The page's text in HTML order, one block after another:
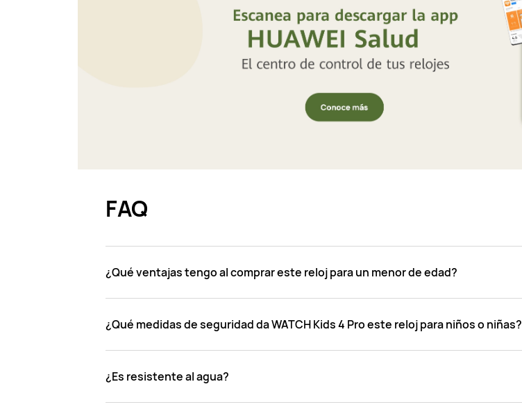
FAQ
¿Qué ventajas tengo al comprar este reloj para un menor de edad?
¿Qué medidas de seguridad da WATCH Kids 4 Pro este reloj para niños o niñas?
¿Es resistente al agua?